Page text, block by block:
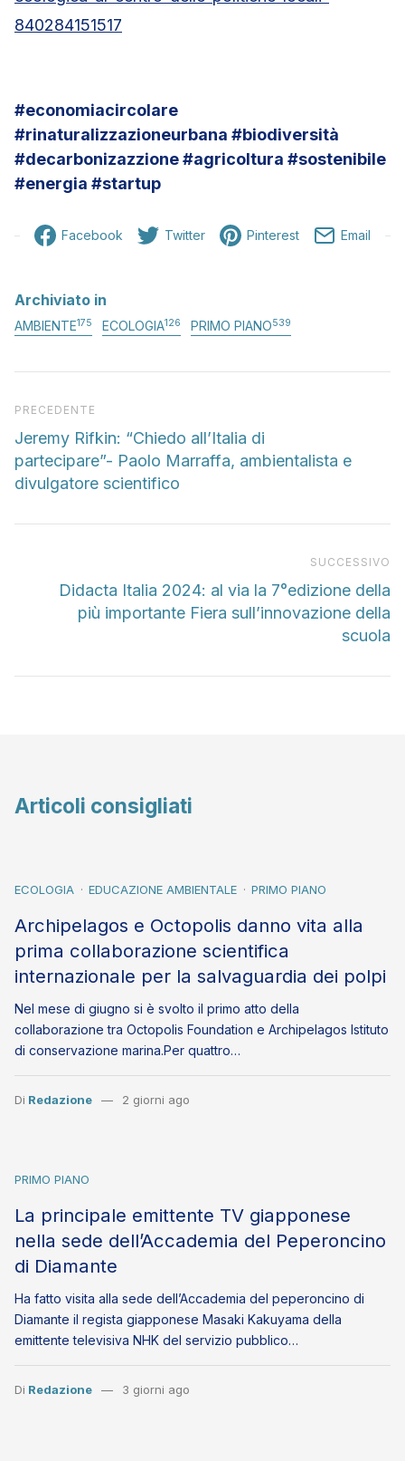
840284151517
#economiacircolare
#rinaturalizzazioneurbana #biodiversità
#decarbonizazzione #agricoltura #sostenibile
#energia #startup
Facebook Twitter Pinterest Email
Archiviato in
AMBIENTE175 ECOLOGIA126 PRIMO PIANO539
Articolo precedente
PRECEDENTE
Jeremy Rifkin: “Chiedo all’Italia di
partecipare”- Paolo Marraffa, ambientalista e
divulgatore scientifico
SUCCESSIVO
Didacta Italia 2024: al via la 7°edizione della
più importante Fiera sull’innovazione della
scuola
Articoli consigliati
ECOLOGIA EDUCAZIONE AMBIENTALE PRIMO PIANO
Archipelagos e Octopolis danno vita alla
prima collaborazione scientifica
internazionale per la salvaguardia dei polpi
Nel mese di giugno si è svolto il primo atto della
collaborazione tra Octopolis Foundation e Archipelagos Istituto
di conservazione marina.Per quattro…
Di Redazione 2 giorni ago
PRIMO PIANO
La principale emittente TV giapponese
nella sede dell’Accademia del Peperoncino
di Diamante
Ha fatto visita alla sede dell’Accademia del peperoncino di
Diamante il regista giapponese Masaki Kakuyama della
emittente televisiva NHK del servizio pubblico…
Di Redazione 3 giorni ago